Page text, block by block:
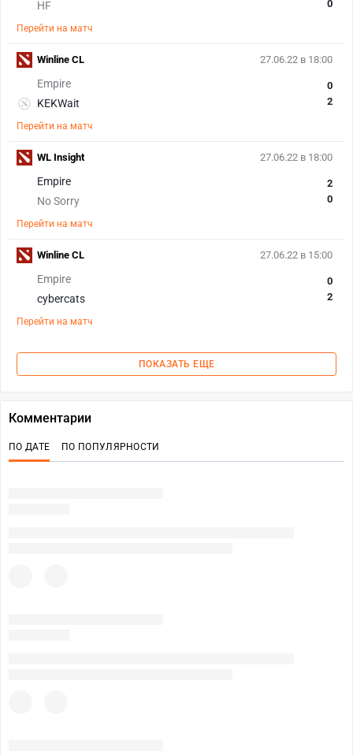
HF 0
Перейти на матч
27.06.22 в 18:00
Empire
KEKWait
0
2
Перейти на матч
Winline CL
27.06.22 в 18:00
Empire
No Sorry
2
0
Перейти на матч
WL Insight
27.06.22 в 15:00
Empire
cybercats
0
2
Перейти на матч
Winline CL
ПОКАЗАТЬ ЕЩЕ
Комментарии
ПО ДАТЕ ПО ПОПУЛЯРНОСТИ